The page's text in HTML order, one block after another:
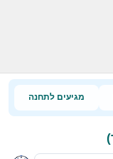
מגיעים לתחנה